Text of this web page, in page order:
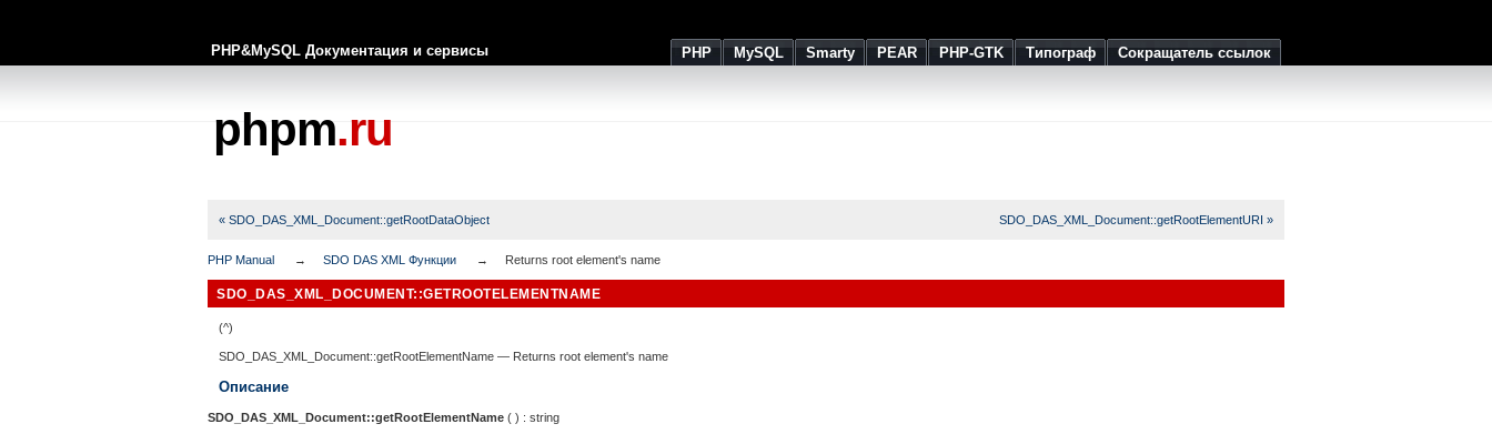
PHP&MySQL Документация и сервисы PHP MySQL Smarty PEAR PHP-GTK Типограф Сокращатель ссылок
phpm.ru
« SDO_DAS_XML_Document::getRootDataObject SDO_DAS_XML_Document::getRootElementURI »
PHP Manual SDO DAS XML Функции Returns root element's name
SDO_DAS_XML_DOCUMENT::GETROOTELEMENTNAME
(^)
SDO_DAS_XML_Document::getRootElementName — Returns root element's name
Описание
SDO_DAS_XML_Document::getRootElementName ( ) : string